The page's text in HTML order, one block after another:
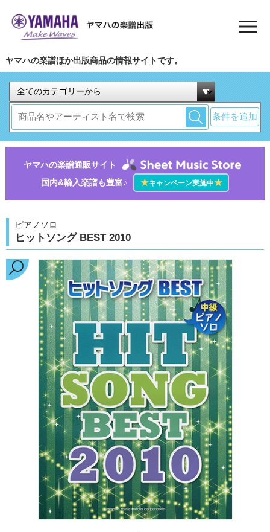
ヤマハの楽譜ほか出版商品の情報サイトです。
条件を追加
ヤマハの楽譜通販サイト
国内&輸入楽譜も豊富♪
★キャンペーン実施中★
ピアノソロ
ヒットソング BEST 2010